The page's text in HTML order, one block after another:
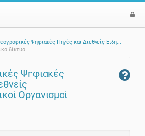
Ψηφιακές Πηγές και Διεθνείς Ειδη...
δίκτυα
Ψηφιακές
Οργανισμοί